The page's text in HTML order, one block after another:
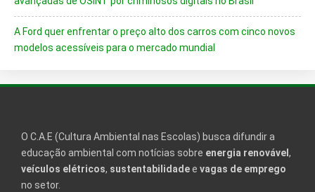
A Ford quer enfrentar o preço alto dos carros com cinco novos
modelos acessíveis para o mercado mundial
O C.A.E (Cultura Ambiental nas Escolas) busca difundir a
educação ambiental com notícias sobre energia renovável ,
veículos elétricos, sustentabilidadee vagas de emprego
no setor.